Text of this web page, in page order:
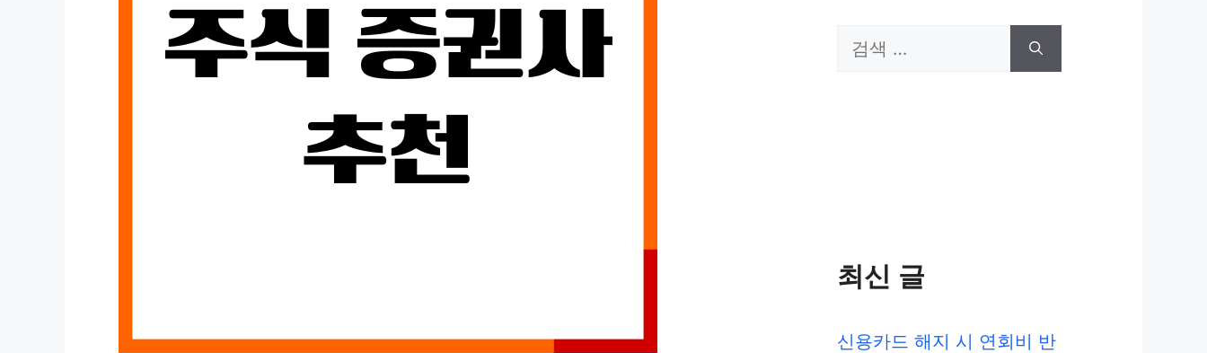
검
최신 글
신용카드 해지 시 연회비 반